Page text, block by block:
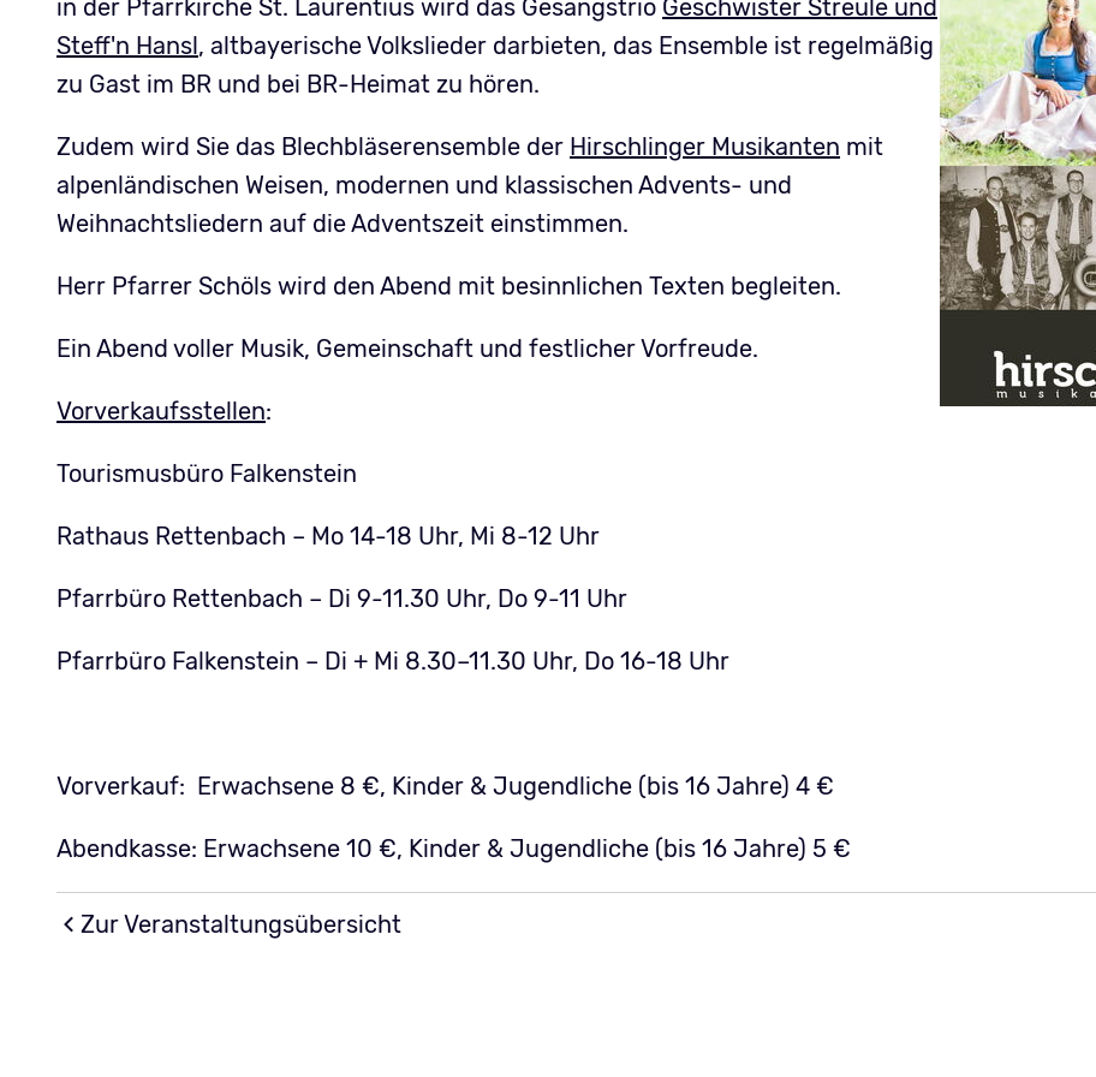
in der Pfarrkirche St. Laurentius wird das Gesangstrio Geschwister Streule und
Steff'n Hansl, altbayerische Volkslieder darbieten, das Ensemble ist regelmäßig
zu Gast im BR und bei BR-Heimat zu hören.
Zudem wird Sie das Blechbläserensemble der Hirschlinger Musikanten mit
alpenländischen Weisen, modernen und klassischen Advents- und
Weihnachtsliedern auf die Adventszeit einstimmen.
Herr Pfarrer Schöls wird den Abend mit besinnlichen Texten begleiten.
Ein Abend voller Musik, Gemeinschaft und festlicher Vorfreude.
Vorverkaufsstellen:
Tourismusbüro Falkenstein
Rathaus Rettenbach – Mo 14-18 Uhr, Mi 8-12 Uhr
Pfarrbüro Rettenbach – Di 9-11.30 Uhr, Do 9-11 Uhr
Pfarrbüro Falkenstein – Di + Mi 8.30–11.30 Uhr, Do 16-18 Uhr
Vorverkauf: Erwachsene 8 €, Kinder & Jugendliche (bis 16 Jahre) 4 €
Abendkasse: Erwachsene 10 €, Kinder & Jugendliche (bis 16 Jahre) 5 €
Zur Veranstaltungsübersicht